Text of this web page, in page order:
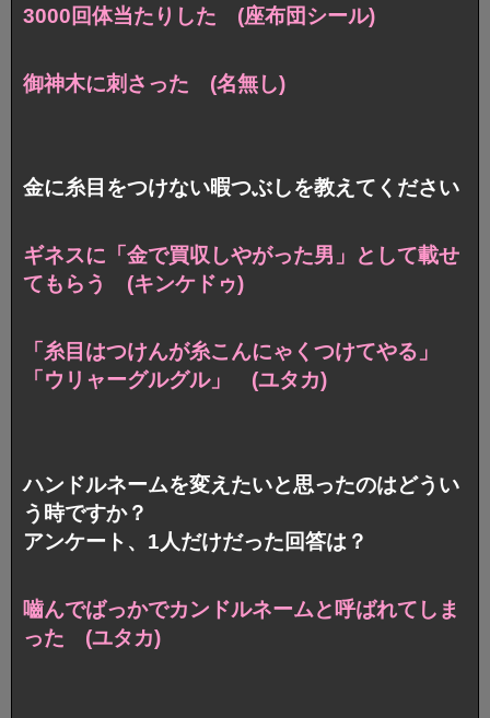
3000回体当たりした (座布団シール)
御神木に刺さった (名無し)
金に糸目をつけない暇つぶしを教えてください
ギネスに「金で買収しやがった男」として載せ
てもらう (キンケドゥ)
「糸目はつけんが糸こんにゃくつけてやる」
「ウリャーグルグル」 (ユタカ)
ハンドルネームを変えたいと思ったのはどうい
う時ですか？
アンケート、1人だけだった回答は？
嚙んでばっかでカンドルネームと呼ばれてしま
った (ユタカ)